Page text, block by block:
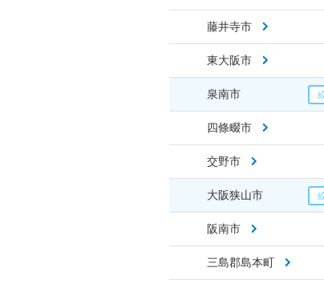
藤井寺市
東大阪市
泉南市
四條畷市
交野市
大阪狭山市
阪南市
三島郡島本町